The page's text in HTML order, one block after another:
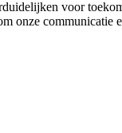
voor
onze communicatie